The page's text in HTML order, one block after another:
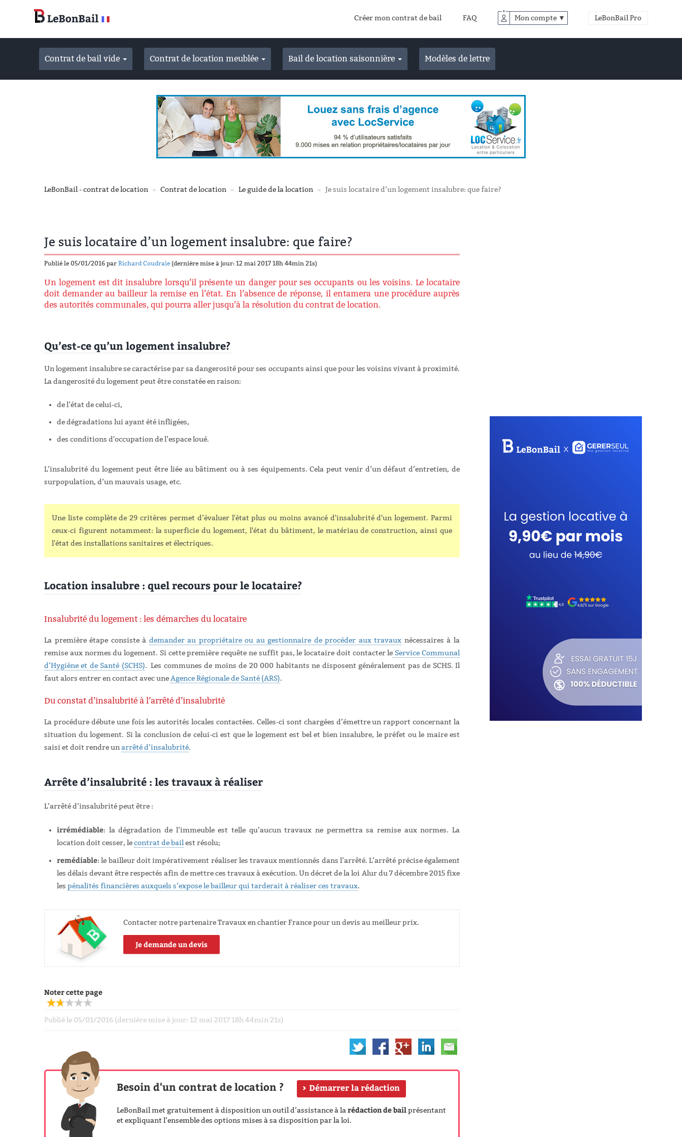
Créer mon contrat de bail FAQ Mon compte ▼ LeBonBail Pro
Contrat de bail vide Contrat de location meublée Bail de location saisonnière Modèles de lettre
LeBonBail - contrat de location Contrat de location Le guide de la location Je suis locataire d’un logement insalubre: que faire?
Je suis locataire d’un logement insalubre: que faire?
Publié le 05/01/2016 par Richard Coudraie (dernière mise à jour: 12 mai 2017 18h 44min 21s)
Un logement est dit insalubre lorsqu’il présente un danger pour ses occupants ou les voisins. Le locataire
doit demander au bailleur la remise en l’état. En l’absence de réponse, il entamera une procédure auprès
des autorités communales, qui pourra aller jusqu’à la résolution du contrat de location.
Qu’est-ce qu’un logement insalubre?
Un logement insalubre se caractérise par sa dangerosité pour ses occupants ainsi que pour les voisins vivant à proximité.
La dangerosité du logement peut être constatée en raison:
de l’état de celui-ci,
de dégradations lui ayant été infligées,
des conditions d'occupation de l’espace loué.
L’insalubrité du logement peut être liée au bâtiment ou à ses équipements. Cela peut venir d’un défaut d’entretien, de
surpopulation, d’un mauvais usage, etc.
Une liste complète de 29 critères permet d’évaluer l'état plus ou moins avancé d'insalubrité d'un logement. Parmi
ceux-ci figurent notamment: la superficie du logement, l'état du bâtiment, le matériau de construction, ainsi que
l'état des installations sanitaires et électriques.
Location insalubre : quel recours pour le locataire?
Insalubrité du logement : les démarches du locataire
La première étape consiste à demander au propriétaire ou au gestionnaire de procéder aux travaux nécessaires à la
remise aux normes du logement. Si cette première requête ne suffit pas, le locataire doit contacter le Service Communal
d’Hygiène et de Santé (SCHS).Les communes de moins de 20 000 habitants ne disposent généralement pas de SCHS. Il
faut alors entrer en contact avec uneAgence Régionale de Santé (ARS).
Du constat d’insalubrité à l’arrêté d’insalubrité
La procédure débute une fois les autorités locales contactées. Celles-ci sont chargées d’émettre un rapport concernant la
situation du logement. Si la conclusion de celui-ci est que le logement est bel et bien insalubre, le préfet ou le maire est
saisi et doit rendre unarrêté d’insalubrité.
Arrête d’insalubrité : les travaux à réaliser
L’arrêté d’insalubrité peut être :
irrémédiable: la dégradation de l’immeuble est telle qu’aucun travaux ne permettra sa remise aux normes. La
location doit cesser, lecontrat de bailest résolu;
remédiable: le bailleur doit impérativement réaliser les travaux mentionnés dans l’arrêté. L’arrêté précise également
les délais devant être respectés afin de mettre ces travaux à exécution. Un décret de la loi Alur du 7 décembre 2015 fixe
les pénalités financières auxquels s’expose le bailleur qui tarderait à réaliser ces travaux.
Contacter notre partenaire Travaux en chantier France pour un devis au meilleur prix.
Je demande un devis
Noter cette page
Publié le 05/01/2016 (dernière mise à jour: 12 mai 2017 18h 44min 21s)
Besoin d'un contrat de location ? Démarrer la rédaction
LeBonBail met gratuitement à disposition un outil d’assistance à larédaction de bailprésentant
et expliquant l’ensemble des options mises à sa disposition par la loi.